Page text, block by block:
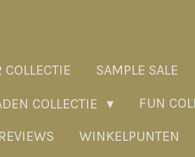
COLLECTIE SAMPLE SALE
COLLECTIE FUN
REVIEWS WINKELPUNTEN